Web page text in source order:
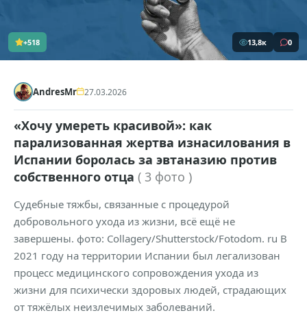
+518 13,8к 0
AndresMr 27.03.2026
«Хочу умереть красивой»: как
парализованная жертва изнасилования в
Испании боролась за эвтаназию против
собственного отца ( 3 фото )
Судебные тяжбы, связанные с процедурой
добровольного ухода из жизни, всё ещё не
завершены. фото: Collagery/Shutterstock/Fotodom. ru В
2021 году на территории Испании был легализован
процесс медицинского сопровождения ухода из
жизни для психически здоровых людей, страдающих
от тяжёлых неизлечимых заболеваний.